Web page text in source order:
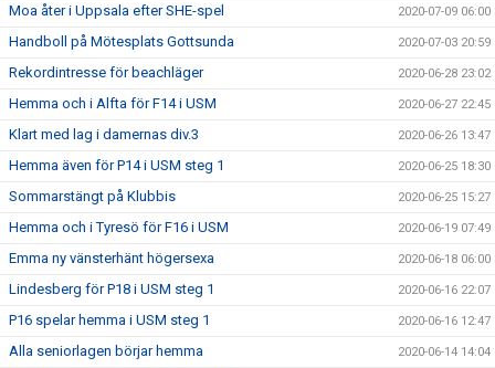
Moa åter i Uppsala efter SHE-spel 2020-07-09 06:00
Handboll på Mötesplats Gottsunda 2020-07-03 20:59
Rekordintresse för beachläger 2020-06-28 23:02
Hemma och i Alfta för F14 i USM 2020-06-27 22:45
Klart med lag i damernas div.3 2020-06-26 13:47
Hemma även för P14 i USM steg 1 2020-06-25 18:30
Sommarstängt på Klubbis 2020-06-25 15:27
Hemma och i Tyresö för F16 i USM 2020-06-19 07:49
Emma ny vänsterhänt högersexa 2020-06-18 06:00
Lindesberg för P18 i USM steg 1 2020-06-16 22:07
P16 spelar hemma i USM steg 1 2020-06-16 12:47
Alla seniorlagen börjar hemma 2020-06-14 14:04